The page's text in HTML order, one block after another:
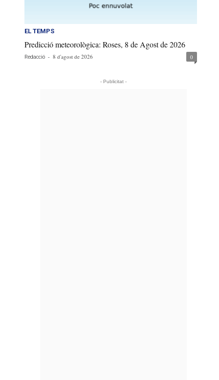
EL TEMPS
Predicció meteorològica: Roses, 8 de Agost de 2026
Redacció - 8 d'agost de 2026 0
- Publicitat -